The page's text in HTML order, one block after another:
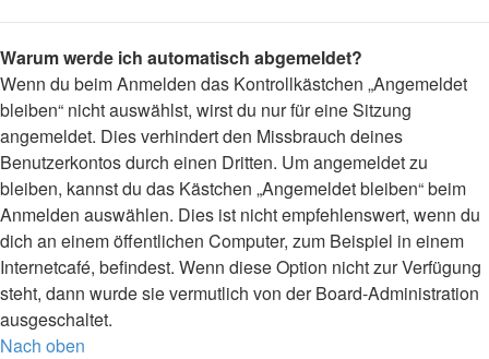
Warum werde ich automatisch abgemeldet?
Wenn du beim Anmelden das Kontrollkästchen „Angemeldet
bleiben“ nicht auswählst, wirst du nur für eine Sitzung
angemeldet. Dies verhindert den Missbrauch deines
Benutzerkontos durch einen Dritten. Um angemeldet zu
bleiben, kannst du das Kästchen „Angemeldet bleiben“ beim
Anmelden auswählen. Dies ist nicht empfehlenswert, wenn du
dich an einem öffentlichen Computer, zum Beispiel in einem
Internetcafé, befindest. Wenn diese Option nicht zur Verfügung
steht, dann wurde sie vermutlich von der Board-Administration
ausgeschaltet.
Nach oben